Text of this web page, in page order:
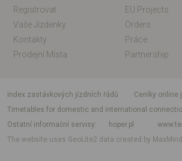
Registrovat
EU Projects
Vaše Jízdenky
Orders
Kontakty
Práce
Prodejní Místa
Partnership
index zastávkových jízdních řádů
Ceníky
Timetables for domestic and international
Ostatní informační servisy
hoper.pl
The website uses GeoLite2 data created by